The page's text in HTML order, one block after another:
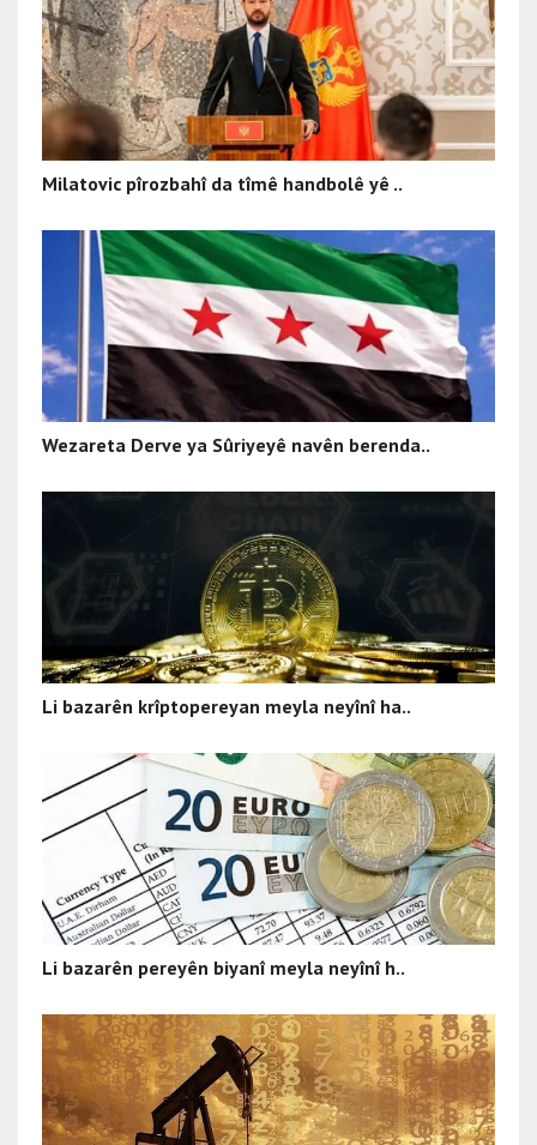
Milatovic pîrozbahî da tîmê handbolê yê ..
Wezareta Derve ya Sûriyeyê navên berenda..
Li bazarên krîptopereyan meyla neyînî ha..
Li bazarên pereyên biyanî meyla neyînî h..